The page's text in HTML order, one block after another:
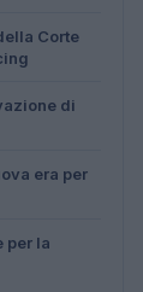
Corte
di
era per
per la